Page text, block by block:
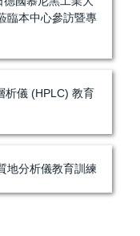
臨本中心參訪暨專
析儀 (HPLC) 教育
地分析儀教育訓練